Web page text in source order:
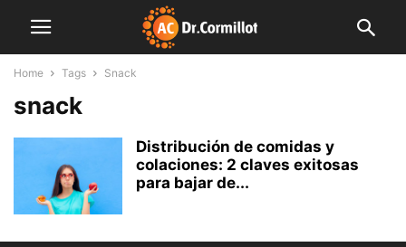
Home Tags Snack
snack
Distribución de comidas y
colaciones: 2 claves exitosas
para bajar de...